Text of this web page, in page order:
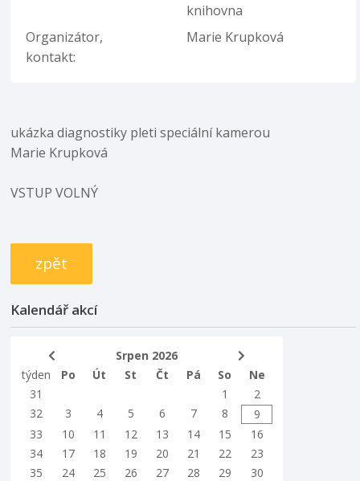
knihovna
Organizátor,
kontakt:
Marie Krupková
ukázka diagnostiky pleti speciální kamerou
Marie Krupková
VSTUP VOLNÝ
zpět
Kalendář akcí
Srpen 2026
týden
Po Út St Čt Pá So
Ne
31
1
2
32
3 4 5 6 7 8
9
33
10 11 12 13 14 15
16
34
17 18 19 20 21 22
23
35
24 25 26 27 28 29
30